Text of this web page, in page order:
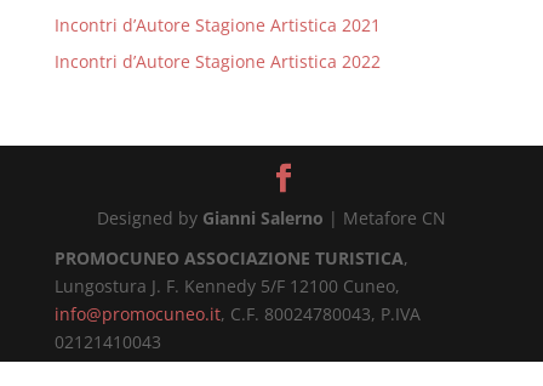
Incontri d’Autore Stagione Artistica 2021
Incontri d’Autore Stagione Artistica 2022
Designed by Gianni Salerno | Metafore CN
PROMOCUNEO ASSOCIAZIONE TURISTICA,
Lungostura J. F. Kennedy 5/F 12100 Cuneo,
info@promocuneo.it, C.F. 80024780043, P.IVA
02121410043